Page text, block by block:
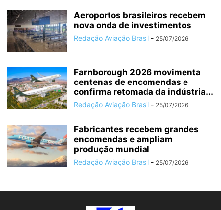
Aeroportos brasileiros recebem
nova onda de investimentos
Redação Aviação Brasil - 25/07/2026
Farnborough 2026 movimenta
centenas de encomendas e
confirma retomada da indústria...
Redação Aviação Brasil - 25/07/2026
Fabricantes recebem grandes
encomendas e ampliam
produção mundial
Redação Aviação Brasil - 25/07/2026